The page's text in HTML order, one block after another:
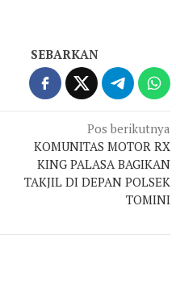
SEBARKAN
Pos berikutnya
KOMUNITAS MOTOR RX
KING PALASA BAGIKAN
TAKJIL DI DEPAN POLSEK
TOMINI